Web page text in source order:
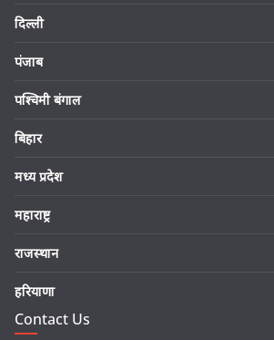
दिल्ली
पंजाब
पश्चिमी बंगाल
बिहार
मध्य प्रदेश
महाराष्ट्र
राजस्थान
हरियाणा
Contact Us